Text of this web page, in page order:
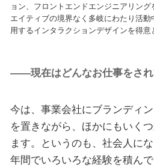
ョン、フロントエンドエンジニアリン
エイティブの境界なく多岐にわたり活
用するインタラクションデザインを得意
――現在はどんなお仕事をされ
今は、事業会社にブランディ
を置きながら、ほかにもいく
ます。というのも、社会人に
年間でいろいろな経験を積ん